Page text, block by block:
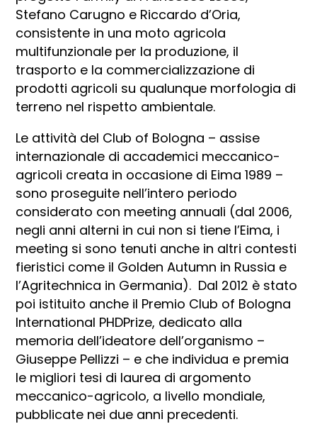
Stefano Carugno e Riccardo d’Oria,
consistente in una moto agricola
multifunzionale per la produzione, il
trasporto e la commercializzazione di
prodotti agricoli su qualunque morfologia di
terreno nel rispetto ambientale.
Le attività del Club of Bologna – assise
internazionale di accademici meccanico-
agricoli creata in occasione di Eima 1989 –
sono proseguite nell’intero periodo
considerato con meeting annuali (dal 2006,
negli anni alterni in cui non si tiene l’Eima, i
meeting si sono tenuti anche in altri contesti
fieristici come il Golden Autumn in Russia e
l’Agritechnica in Germania). Dal 2012 è stato
poi istituito anche il Premio Club of Bologna
International PHDPrize, dedicato alla
memoria dell’ideatore dell’organismo –
Giuseppe Pellizzi – e che individua e premia
le migliori tesi di laurea di argomento
meccanico-agricolo, a livello mondiale,
pubblicate nei due anni precedenti.